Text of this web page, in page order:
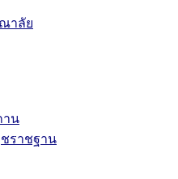
าลัย
น
ราชฐาน